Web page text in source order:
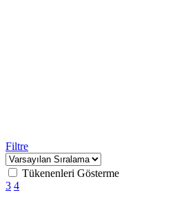
Filtre
Tükenenleri Gösterme
3 4